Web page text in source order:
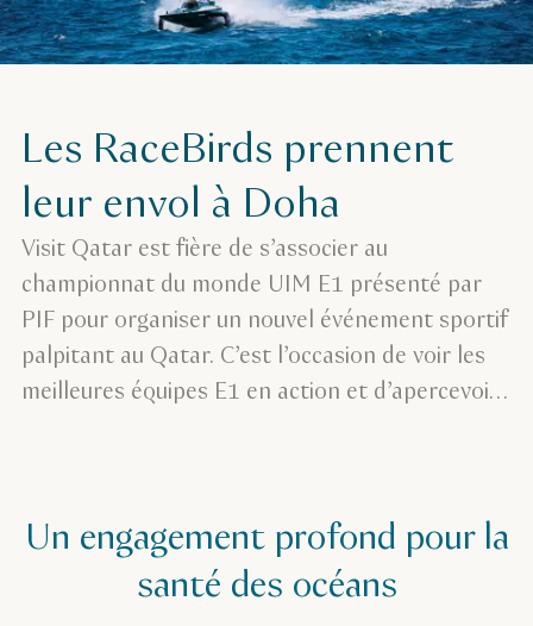
Les RaceBirds prennent
leur envol à Doha
Visit Qatar est fière de s’associer au
championnat du monde UIM E1 présenté par
PIF pour organiser un nouvel événement sportif
palpitant au Qatar. C’est l’occasion de voir les
meilleures équipes E1 en action et d’apercevoir
Un engagement profond pour la
santé des océans